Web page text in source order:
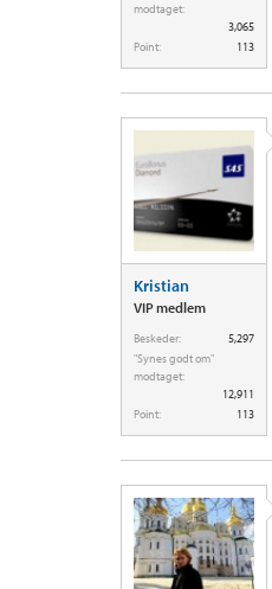
modtaget:
3,065
Point:
113
Kristian
VIP medlem
Beskeder:
5,297
"Synes godt om"
modtaget:
12,911
Point:
113